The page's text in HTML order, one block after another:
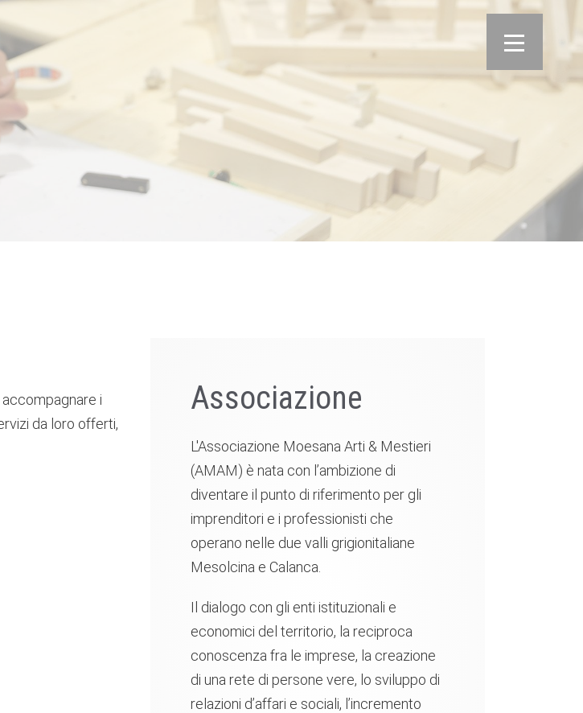
i
da loro offerti,
Associazione
L'Associazione Moesana Arti & Mestieri
(AMAM) è nata con l’ambizione di
diventare il punto di riferimento per gli
imprenditori e i professionisti che
operano nelle due valli grigionitaliane
Mesolcina e Calanca.
Il dialogo con gli enti istituzionali e
economici del territorio, la reciproca
conoscenza fra le imprese, la creazione
di una rete di persone vere, lo sviluppo di
relazioni d’affari e sociali, l’incremento